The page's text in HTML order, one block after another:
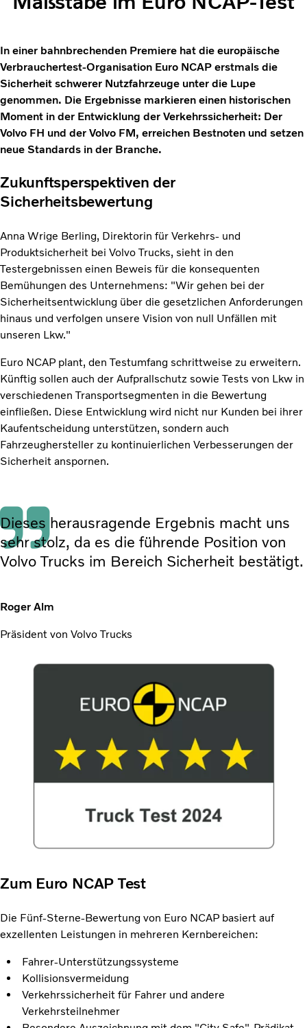
In einer bahnbrechenden Premiere hat die europäische
Verbrauchertest-Organisation Euro NCAP erstmals die
Sicherheit schwerer Nutzfahrzeuge unter die Lupe
genommen. Die Ergebnisse markieren einen historischen
Moment in der Entwicklung der Verkehrssicherheit: Der
Volvo FH und der Volvo FM, erreichen Bestnoten und setzen
neue Standards in der Branche.
Zukunftsperspektiven der
Sicherheitsbewertung
Anna Wrige Berling, Direktorin für Verkehrs- und
Produktsicherheit bei Volvo Trucks, sieht in den
Testergebnissen einen Beweis für die konsequenten
Bemühungen des Unternehmens: "Wir gehen bei der
Sicherheitsentwicklung über die gesetzlichen Anforderungen
hinaus und verfolgen unsere Vision von null Unfällen mit
unseren Lkw."
Euro NCAP plant, den Testumfang schrittweise zu erweitern.
Künftig sollen auch der Aufprallschutz sowie Tests von Lkw in
verschiedenen Transportsegmenten in die Bewertung
einfließen. Diese Entwicklung wird nicht nur Kunden bei ihrer
Kaufentscheidung unterstützen, sondern auch
Fahrzeughersteller zu kontinuierlichen Verbesserungen der
Sicherheit anspornen.
Dieses herausragende Ergebnis macht uns
sehr stolz, da es die führende Position von
Volvo Trucks im Bereich Sicherheit bestätigt.
Roger Alm
Präsident von Volvo Trucks
Zum Euro NCAP Test
Die Fünf-Sterne-Bewertung von Euro NCAP basiert auf
exzellenten Leistungen in mehreren Kernbereichen:
Fahrer-Unterstützungssysteme
Kollisionsvermeidung
Verkehrssicherheit für Fahrer und andere
Verkehrsteilnehmer